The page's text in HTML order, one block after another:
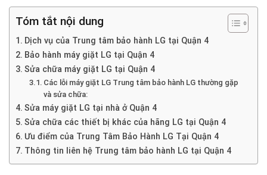
Tóm tắt nội dung
Dịch vụ của Trung tâm bảo hành LG tại Quận 4
Bảo hành máy giặt LG tại Quận 4
Sửa chữa máy giặt LG tại Quận 4
Các lỗi máy giặt LG Trung tâm bảo hành LG thường gặp
và sửa chữa:
Sửa máy giặt LG tại nhà ở Quận 4
Sửa chữa các thiết bị khác của hãng LG tại Quận 4
Ưu điểm của Trung Tâm Bảo Hành LG Tại Quận 4
Thông tin liên hệ Trung tâm bảo hành LG tại Quận 4